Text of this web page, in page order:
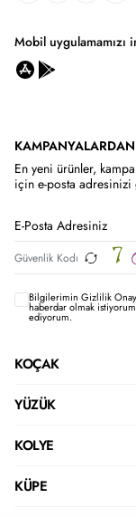
Mobil uygulamamızı
En yeni ürünler,
için e-posta
Bilgilerimin Gizlilik
haberdar olmak
ediyorum.
KOÇAK
YÜZÜK
KOLYE
KÜPE